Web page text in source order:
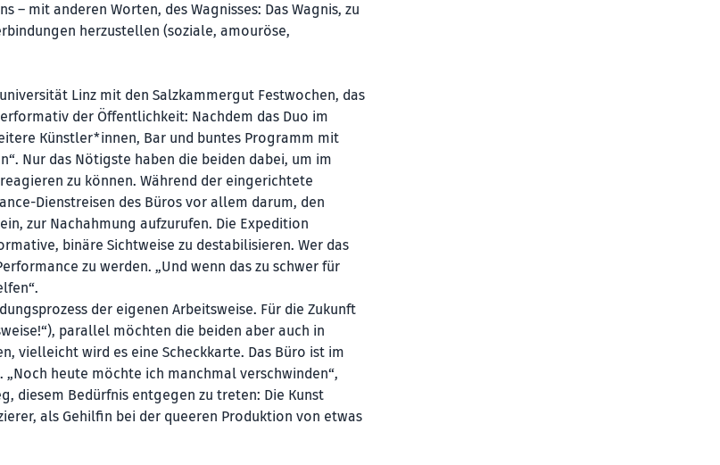
– mit anderen Worten, des Wagnisses: Das Wagnis, zu
herzustellen (soziale, amouröse,
Linz mit den Salzkammergut Festwochen, das
der Öffentlichkeit: Nachdem das Duo im
Künstler*innen, Bar und buntes Programm mit
Nur das Nötigste haben die beiden dabei, um im
zu können. Während der eingerichtete
Dienstreisen des Büros vor allem darum, den
zur Nachahmung aufzurufen. Die Expedition
binäre Sichtweise zu destabilisieren. Wer das
zu werden. „Und wenn das zu schwer für
der eigenen Arbeitsweise. Für die Zukunft
parallel möchten die beiden aber auch in
vielleicht wird es eine Scheckkarte. Das Büro ist im
heute möchte ich manchmal verschwinden“,
diesem Bedürfnis entgegen zu treten: Die Kunst
als Gehilfin bei der queeren Produktion von etwas